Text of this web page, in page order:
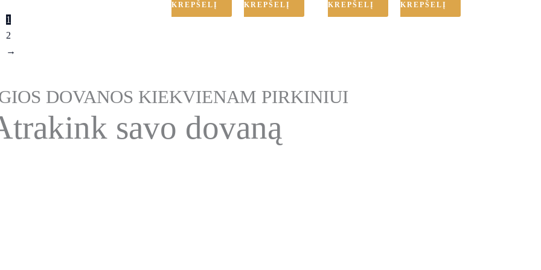
KREPŠELĮ
KREPŠELĮ
KREPŠELĮ
KREPŠELĮ
1
2
→
DOVANOS KIEKVIENAM PIRKINIUI
savo dovaną